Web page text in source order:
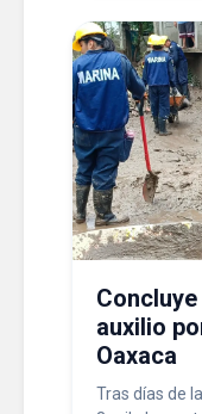
auxilio
Oaxaca
Tras días de